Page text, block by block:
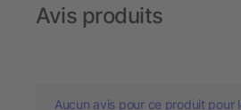
Avis produits
Aucun avis pour ce produit pour